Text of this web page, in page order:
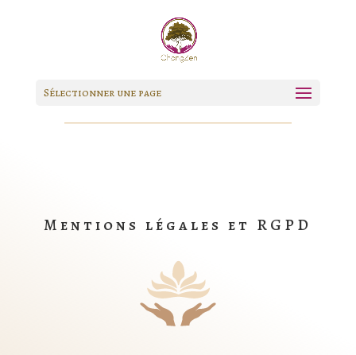
Sélectionner une page
Mentions légales et RGPD